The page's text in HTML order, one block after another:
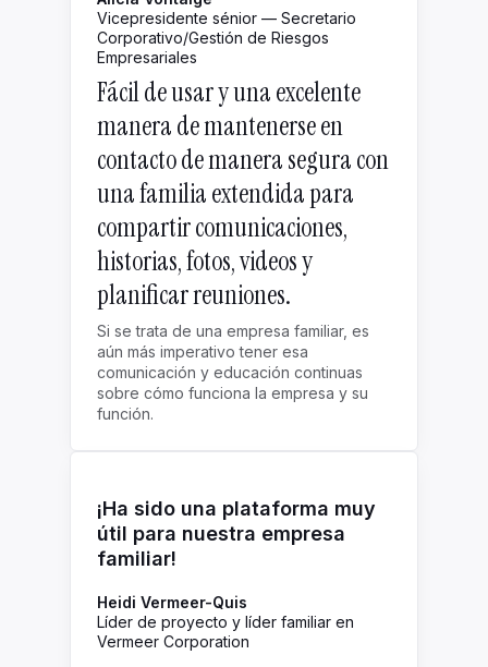
Vicepresidente sénior — Secretario
Corporativo/Gestión de Riesgos
Empresariales
Fácil de usar y una excelente
manera de mantenerse en
contacto de manera segura con
una familia extendida para
compartir comunicaciones,
historias, fotos, videos y
planificar reuniones.
Si se trata de una empresa familiar, es
aún más imperativo tener esa
comunicación y educación continuas
sobre cómo funciona la empresa y su
función.
¡Ha sido una plataforma muy
útil para nuestra empresa
familiar!
Heidi Vermeer-Quis
Líder de proyecto y líder familiar en
Vermeer Corporation